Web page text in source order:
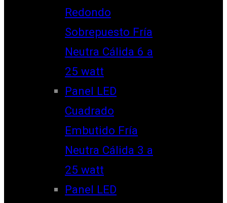
Redondo
Sobrepuesto Fría
Neutra Cálida 6 a
25 watt
Panel LED
Cuadrado
Embutido Fría
Neutra Cálida 3 a
25 watt
Panel LED